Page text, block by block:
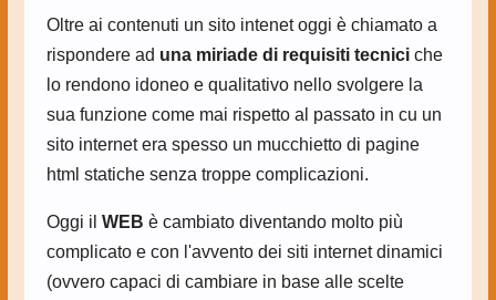
Oltre ai contenuti un sito intenet oggi è chiamato a
rispondere ad una miriade di requisiti tecniciche
lo rendono idoneo e qualitativo nello svolgere la
sua funzione come mai rispetto al passato in cu un
sito internet era spesso un mucchietto di pagine
html statiche senza troppe complicazioni.
Oggi il WEB è cambiato diventando molto più
complicato e con l'avvento dei siti internet dinamici
(ovvero capaci di cambiare in base alle scelte